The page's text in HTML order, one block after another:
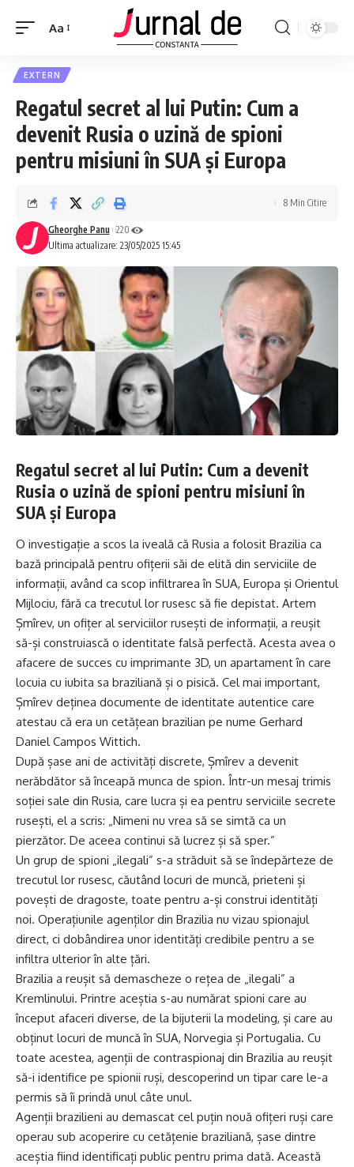
Aa
EXTERN
Regatul secret al lui Putin: Cum a
devenit Rusia o uzină de spioni
pentru misiuni în SUA și Europa
Ultima actualizare: 23/05/2025 15:45
Gheorghe Panu 220
8 Min Citire
Regatul secret al lui Putin: Cum a devenit
Rusia o uzină de spioni pentru misiuni în
SUA și Europa
O investigație a scos la iveală că Rusia a folosit Brazilia ca
bază principală pentru ofițerii săi de elită din serviciile de
informații, având ca scop infiltrarea în SUA, Europa și Orientul
Mijlociu, fără ca trecutul lor rusesc să fie depistat. Artem
Șmîrev, un ofițer al serviciilor rusești de informații, a reușit
să-și construiască o identitate falsă perfectă. Acesta avea o
afacere de succes cu imprimante 3D, un apartament în care
locuia cu iubita sa braziliană și o pisică. Cel mai important,
Șmîrev deținea documente de identitate autentice care
atestau că era un cetățean brazilian pe nume Gerhard
Daniel Campos Wittich.
După șase ani de activități discrete, Șmîrev a devenit
nerăbdător să înceapă munca de spion. Într-un mesaj trimis
soției sale din Rusia, care lucra și ea pentru serviciile secrete
rusești, el a scris: „Nimeni nu vrea să se simtă ca un
pierzător. De aceea continui să lucrez și să sper.”
Un grup de spioni „ilegali” s-a străduit să se îndepărteze de
trecutul lor rusesc, căutând locuri de muncă, prieteni și
povești de dragoste, toate pentru a-și construi identități
noi. Operațiunile agenților din Brazilia nu vizau spionajul
direct, ci dobândirea unor identități credibile pentru a se
infiltra ulterior în alte țări.
Brazilia a reușit să demascheze o rețea de „ilegali” a
Kremlinului. Printre aceștia s-au numărat spioni care au
început afaceri diverse, de la bijuterii la modeling, și care au
obținut locuri de muncă în SUA, Norvegia și Portugalia. Cu
toate acestea, agenții de contraspionaj din Brazilia au reușit
să-i identifice pe spionii ruși, descoperind un tipar care le-a
permis să îi prindă unul câte unul.
Agenții brazilieni au demascat cel puțin nouă ofițeri ruși care
operau sub acoperire cu cetățenie braziliană, șase dintre
aceștia fiind identificați public pentru prima dată. Această